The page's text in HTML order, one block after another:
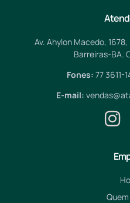
Av. Ahylon Macedo,
Barreiras-BA.
Fones: 77 3611-
E-mail: